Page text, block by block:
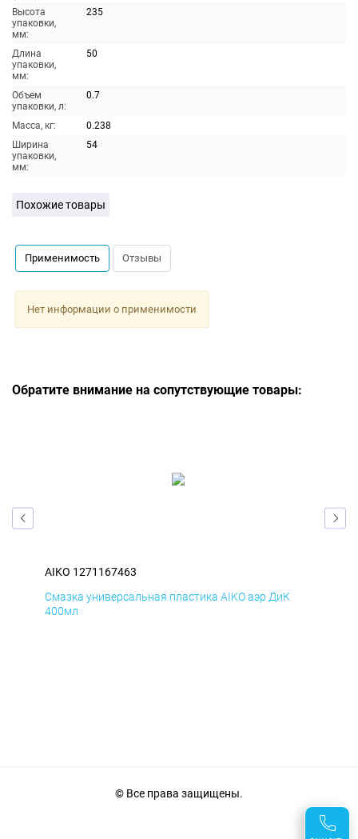
Высота
упаковки,
мм:
235
Длина
упаковки,
мм:
50
Объем
упаковки, л:
0.7
Масса, кг:
0.238
Ширина
упаковки,
мм:
54
Похожие товары
Применимость Отзывы
Нет информации о применимости
Обратите внимание на сопутствующие товары:
AIKO 1271167463
Смазка универсальная пластика AIKO аэр ДиК
400мл
© Все права защищены.